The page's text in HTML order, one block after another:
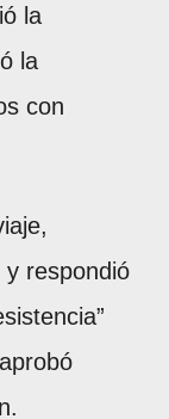
la
la
con
y respondió